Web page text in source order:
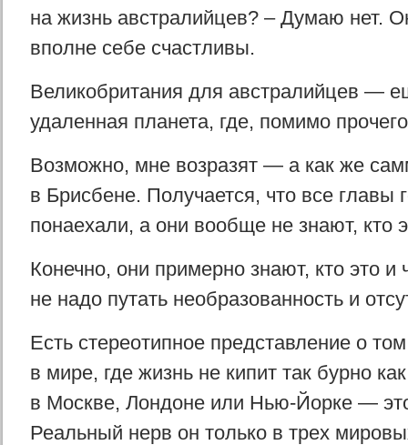
на жизнь австралийцев? – Думаю нет.
вполне себе счастливы.
Великобритания для австралийцев —
удаленная планета, где, помимо
Возможно, мне возразят — а как же
в Брисбене. Получается, что все главы
понаехали, а они вообще не знают, кто
Конечно, они примерно знают, кто это и
не надо путать необразованность и
Есть стереотипное представление о
в мире, где жизнь не кипит так бурно
в Москве, Лондоне или Нью-Йорке —
Реальный нерв он только в трех